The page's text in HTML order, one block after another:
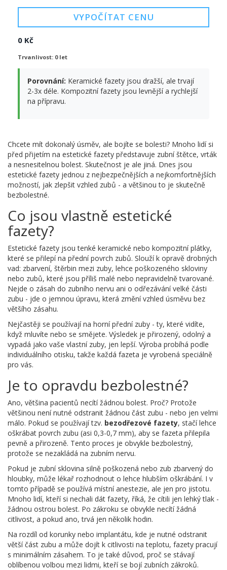
VYPOČÍTAT CENU
0 Kč
Trvanlivost: 0 let
Porovnání: Keramické fazety jsou dražší, ale trvají
2-3x déle. Kompozitní fazety jsou levnější a rychlejší
na přípravu.
Chcete mít dokonalý úsměv, ale bojíte se bolesti? Mnoho lidí si
před přijetím na estetické fazety představuje zubní štětce, vrták
a nesnesitelnou bolest. Skutečnost je ale jiná. Dnes jsou
estetické fazety jednou z nejbezpečnějších a nejkomfortnějších
možností, jak zlepšit vzhled zubů - a většinou to je skutečně
bezbolestné.
Co jsou vlastně estetické
fazety?
Estetické fazety jsou tenké keramické nebo kompozitní plátky,
které se přilepí na přední povrch zubů. Slouží k opravě drobných
vad: zbarvení, štěrbin mezi zuby, lehce poškozeného skloviny
nebo zubů, které jsou příliš malé nebo nepravidelně tvarované.
Nejde o zásah do zubního nervu ani o odřezávání velké části
zubu - jde o jemnou úpravu, která změní vzhled úsměvu bez
většího zásahu.
Nejčastěji se používají na horní přední zuby - ty, které vidíte,
když mluvíte nebo se smějete. Výsledek je přirozený, odolný a
vypadá jako vaše vlastní zuby, jen lepší. Výroba probíhá podle
individuálního otisku, takže každá fazeta je vyrobená speciálně
pro vás.
Je to opravdu bezbolestné?
Ano, většina pacientů necítí žádnou bolest. Proč? Protože
většinou není nutné odstranit žádnou část zubu - nebo jen velmi
málo. Pokud se používají tzv. bezodřezové fazety, stačí lehce
oškrábat povrch zubu (asi 0,3-0,7 mm), aby se fazeta přilepila
pevně a přirozeně. Tento proces je obvykle bezbolestný,
protože se nezakládá na zubním nervu.
Pokud je zubní sklovina silně poškozená nebo zub zbarvený do
hloubky, může lékař rozhodnout o lehce hlubším oškrábání. I v
tomto případě se používá místní anestezie, ale jen pro jistotu.
Mnoho lidí, kteří si nechali dát fazety, říká, že cítili jen lehký tlak -
žádnou ostrou bolest. Po zákroku se obvykle necítí žádná
citlivost, a pokud ano, trvá jen několik hodin.
Na rozdíl od korunky nebo implantátu, kde je nutné odstranit
větší část zubu a může dojít k citlivosti na teplotu, fazety pracují
s minimálním zásahem. To je také důvod, proč se stávají
oblíbenou volbou mezi lidmi, kteří se bojí zubních zákroků.